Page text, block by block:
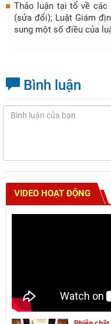
Thảo luận tại tổ về các
(sửa đổi); Luật Giám
sung một số điều của
Bình luận
VIDEO HOẠT ĐỘNG